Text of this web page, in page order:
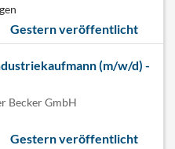
Gestern veröffentlicht
(m/w/d) -
Becker GmbH
Gestern veröffentlicht